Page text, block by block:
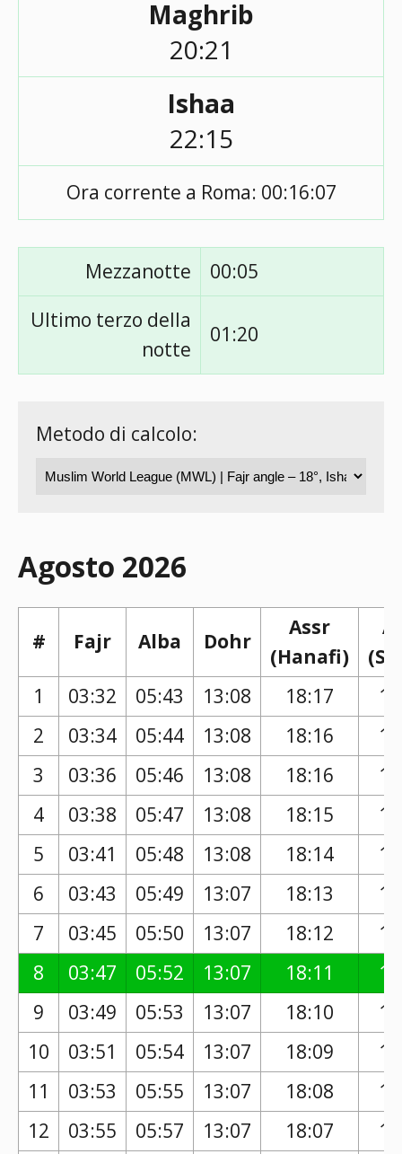
Maghrib
20:21
Ishaa
22:15
Ora corrente a Roma: 00:16:07
Mezzanotte
00:05
Ultimo terzo della
notte
01:20
Metodo di calcolo:
Agosto 2026
# Fajr Alba Dohr
Assr
(Hanafi)
1
03:32 05:43 13:08 18:17
2
03:34 05:44 13:08 18:16
3
03:36 05:46 13:08 18:16
4
03:38 05:47 13:08 18:15
5
03:41 05:48 13:08 18:14
6
03:43 05:49 13:07 18:13
7
03:45 05:50 13:07 18:12
8
03:47 05:52 13:07 18:11
9
03:49 05:53 13:07 18:10
10
03:51 05:54 13:07 18:09
11
03:53 05:55 13:07 18:08
12
03:55 05:57 13:07 18:07